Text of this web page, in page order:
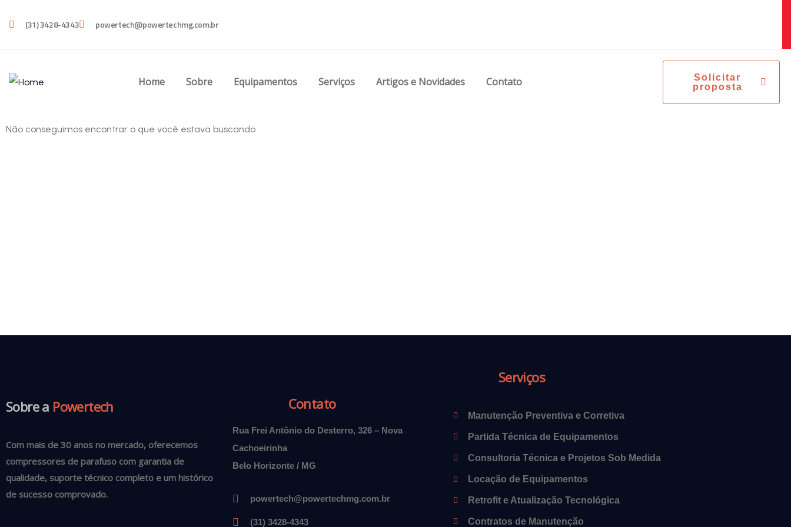
(31) 3428-4343 powertech@powertechmg.com.br
Home Sobre Equipamentos Serviços Artigos e Novidades Contato
Solicitar
proposta
Não conseguimos encontrar o que você estava buscando.
Sobre a Powertech
Com mais de 30 anos no mercado, oferecemos
compressores de parafuso com garantia de
qualidade, suporte técnico completo e um histórico
de sucesso comprovado.
Contato
Rua Frei Antônio do Desterro, 326 – Nova
Cachoeirinha
Belo Horizonte / MG
powertech@powertechmg.com.br
(31) 3428-4343
Serviços
Manutenção Preventiva e Corretiva
Partida Técnica de Equipamentos
Consultoria Técnica e Projetos Sob Medida
Locação de Equipamentos
Retrofit e Atualização Tecnológica
Contratos de Manutenção